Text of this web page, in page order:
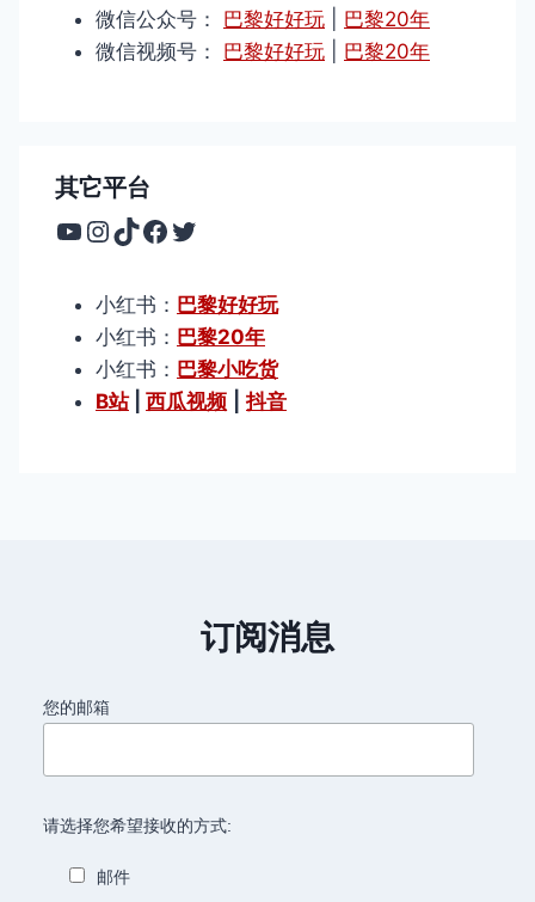
微信公众号： 巴黎好好玩
巴黎20年
微信视频号： 巴黎好好玩 巴黎20年
其它平台
YouTube
Instagram
TikTok
Facebook
Twitter
小红书： 巴黎好好玩
小红书： 巴黎20年
小红书： 巴黎小吃货
B站| 西瓜视频 抖音
订阅消息
您的邮箱
请选择您希望接收的方式:
邮件